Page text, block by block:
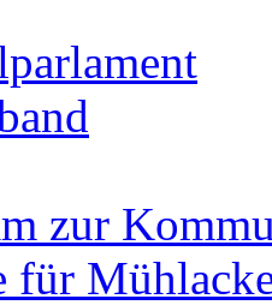
zur
für